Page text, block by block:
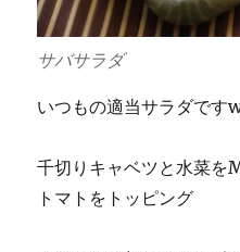
サバサラダ
いつもの適当サラダです
千切りキャベツと水菜を
トマトをトッピング